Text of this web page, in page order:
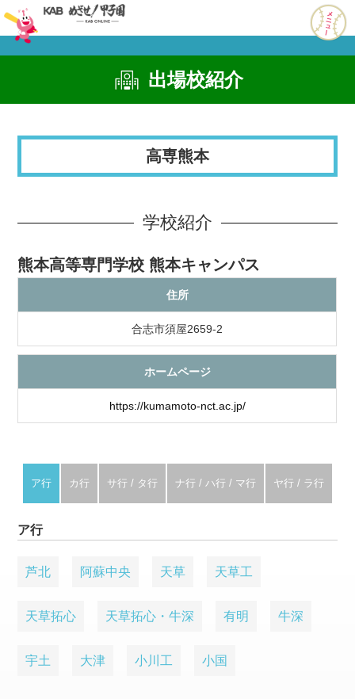
出場校紹介
高専熊本
学校紹介
熊本高等専門学校 熊本キャンパス
住所
合志市須屋2659-2
ホームページ
https://kumamoto-nct.ac.jp/
ア行 カ行 サ行 / タ行 ナ行 / ハ行 / マ行 ヤ行 / ラ行
ア行
芦北 阿蘇中央 天草 天草工
天草拓心 天草拓心・牛深 有明 牛深
宇土 大津 小川工 小国